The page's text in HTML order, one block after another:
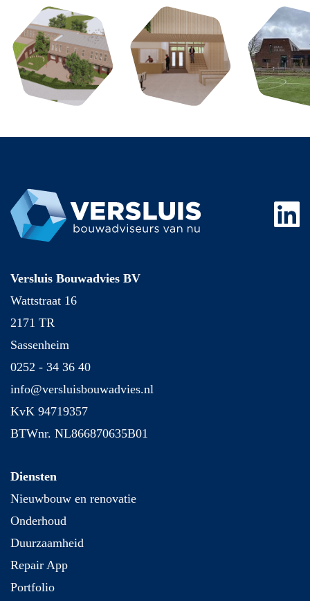
Versluis Bouwadvies BV
Wattstraat 16
2171 TR
Sassenheim
0252 - 34 36 40
info@versluisbouwadvies.nl
KvK 94719357
BTWnr. NL866870635B01
Diensten
Nieuwbouw en renovatie
Onderhoud
Duurzaamheid
Repair App
Portfolio